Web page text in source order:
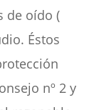
de oído (
Éstos
nº 2 y